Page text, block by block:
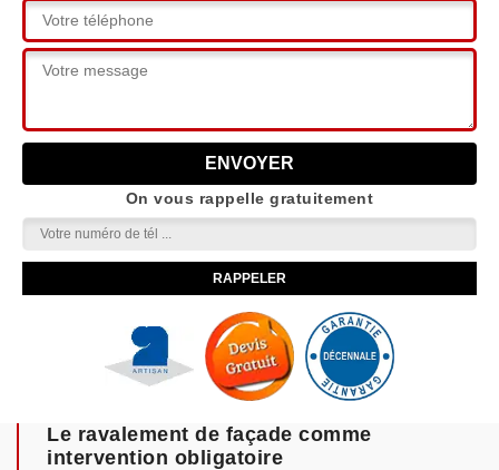
On vous rappelle gratuitement
Le ravalement de façade comme
intervention obligatoire